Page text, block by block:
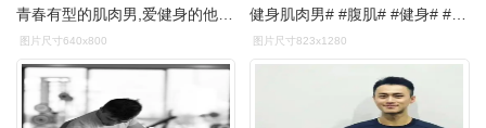
图片尺寸640x800 图片尺寸823x1280